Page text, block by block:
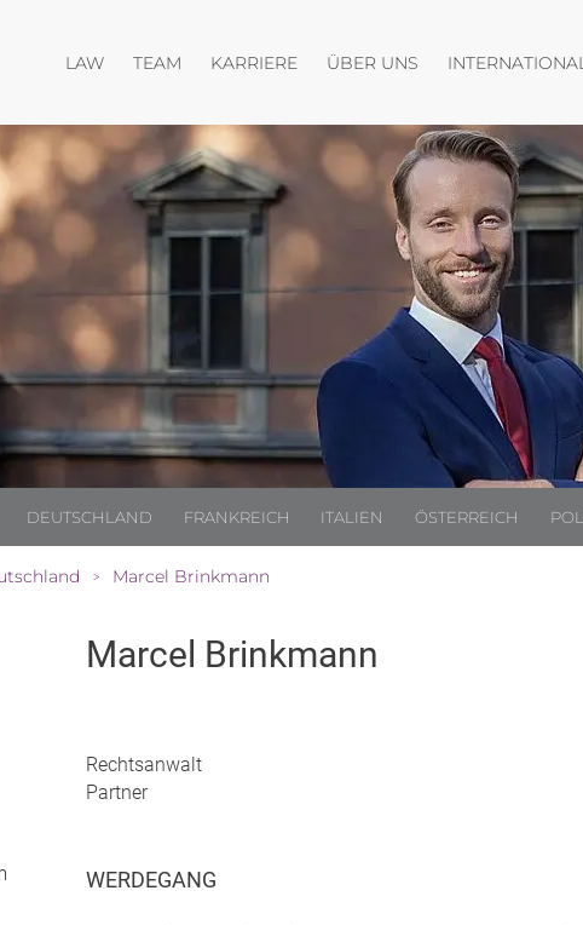
LAWMenü öffnen
TEAM KARRIERE ÜBER UNS Menü öffnen
DEUTSCHLAND FRANKREICH ITALIEN ÖSTERREICH
> Marcel Brinkmann
Marcel Brinkmann
Rechtsanwalt
Partner
WERDEGANG